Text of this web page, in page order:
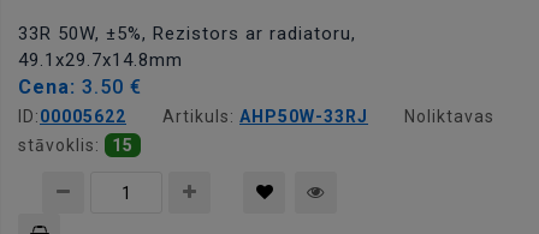
33R 50W, ±5%, Rezistors ar radiatoru,
49.1x29.7x14.8mm
Cena: 3.50 €
ID:00005622 Artikuls: AHP50W-33RJ
Noliktavas
stāvoklis:
15